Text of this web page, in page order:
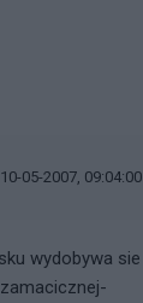
10-05-2007, 09:04:00
wydobywa sie